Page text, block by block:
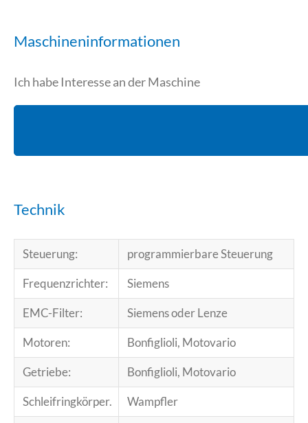
Maschineninformationen
Ich habe Interesse an der Maschine
Technik
Steuerung: programmierbare Steuerung
Frequenzrichter: Siemens
EMC-Filter: Siemens oder Lenze
Motoren: Bonfiglioli, Motovario
Getriebe: Bonfiglioli, Motovario
Schleifringkörper. Wampfler